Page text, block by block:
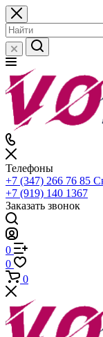
Телефоны
+7 (347) 266 76 85
+7 (919) 140 1367
Заказать звонок
0
0
0